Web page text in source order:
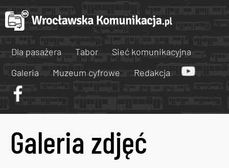
Dla pasażera Tabor
Sieć komunikacyjna
Galeria
Muzeum cyfrowe Redakcja
Galeria zdjęć